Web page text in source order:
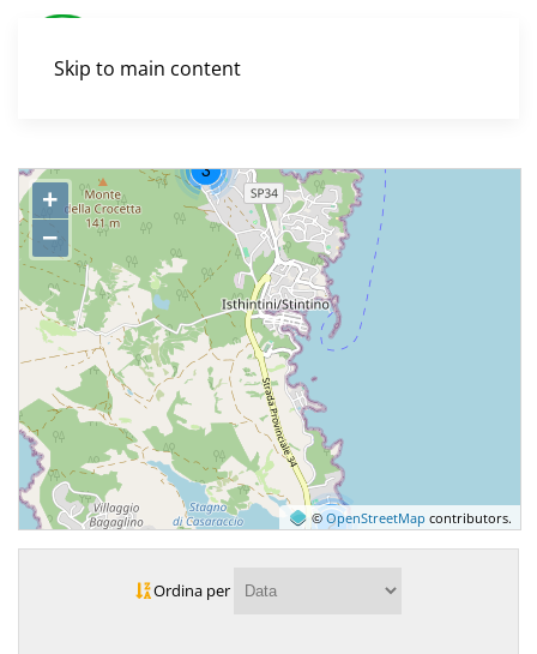
Skip to main content
+
−
©OpenStreetMap contributors.
Ordina per